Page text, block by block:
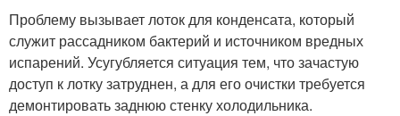
Проблему вызывает лоток для конденсата, который
служит рассадником бактерий и источником вредных
испарений. Усугубляется ситуация тем, что зачастую
доступ к лотку затруднен, а для его очистки требуется
демонтировать заднюю стенку холодильника.